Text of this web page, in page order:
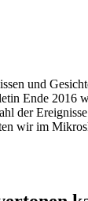
und
Ende 2016
der
wir im